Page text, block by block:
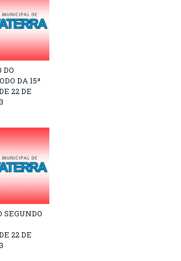
DO
DA 15ª
22 DE
SEGUNDO
22 DE